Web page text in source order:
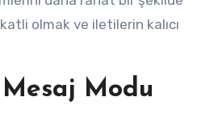
olmak ve iletilerin kalıcı
Modu